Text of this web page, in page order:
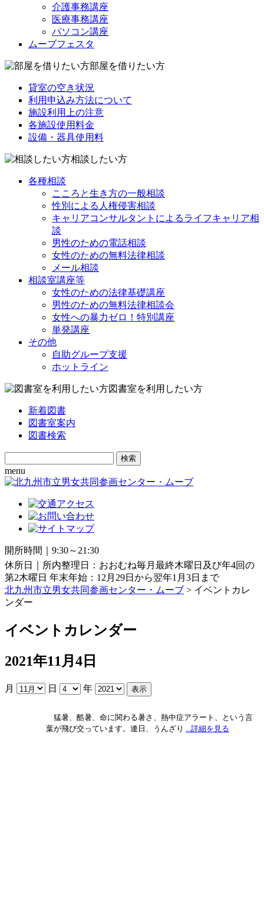
介護事務講座
医療事務講座
パソコン講座
ムーブフェスタ
部屋を借りたい方
貸室の空き状況
利用申込み方法について
施設利用上の注意
各施設使用料金
設備・器具使用料
相談したい方
各種相談
こころと生き方の一般相談
性別による人権侵害相談
キャリアコンサルタントによるライフキャリア相
談
男性のための電話相談
女性のための無料法律相談
メール相談
相談室講座等
女性のための法律基礎講座
男性のための無料法律相談会
女性への暴力ゼロ！特別講座
単発講座
その他
自助グループ支援
ホットライン
図書室を利用したい方
新着図書
図書室案内
図書検索
Search
for:
menu
開所時間｜9:30～21:30
休所日｜所内整理日：おおむね毎月最終木曜日及び年4回の
第2木曜日 年末年始：12月29日から翌年1月3日まで
北九州市立男女共同参画センター・ムーブ > イベントカレ
ンダー
イベントカレンダー
2021年11月4日
月 日 年
猛暑、酷暑、命に関わる暑さ、熱中症アラート、という言
葉が飛び交っています。連日、うんざり
...詳細を見る